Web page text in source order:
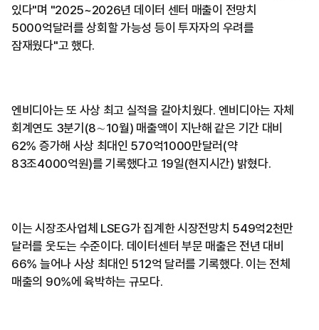
있다"며 "2025~2026년 데이터 센터 매출이 전망치
5000억달러를 상회할 가능성 등이 투자자의 우려를
잠재웠다"고 했다.
엔비디아는 또 사상 최고 실적을 갈아치웠다. 엔비디아는 자체
회계연도 3분기(8∼10월) 매출액이 지난해 같은 기간 대비
62% 증가해 사상 최대인 570억1000만달러(약
83조4000억원)를 기록했다고 19일(현지시간) 밝혔다.
이는 시장조사업체 LSEG가 집계한 시장전망치 549억2천만
달러를 웃도는 수준이다. 데이터센터 부문 매출은 전년 대비
66% 늘어나 사상 최대인 512억 달러를 기록했다. 이는 전체
매출의 90%에 육박하는 규모다.